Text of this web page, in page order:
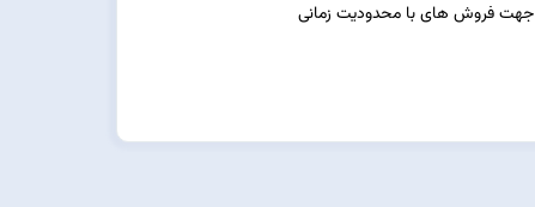
جهت فروش های با محدودیت زمانی